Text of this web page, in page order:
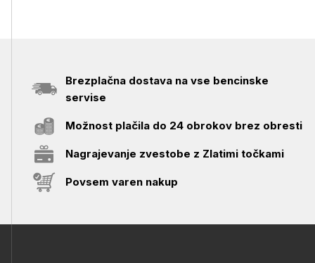
Brezplačna dostava na vse bencinske
servise
Možnost plačila do 24 obrokov brez obresti
Nagrajevanje zvestobe z Zlatimi točkami
Povsem varen nakup